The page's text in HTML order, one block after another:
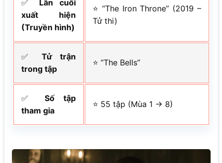
✅ Lần cuối
xuất hiện
(Truyền hình)
⭐ “The Iron Throne” (2019 –
Tử thi)
✅Tử trận
trong tập
⭐ “The Bells”
✅ Số tập
tham gia
⭐ 55 tập (Mùa 1 → 8)